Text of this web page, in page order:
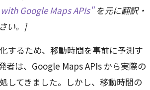
Google Maps APIs"を元に翻訳・
い。]
するため、移動時間を事前に予測す
者は、Google Maps APIs から実際の
してきました。しかし、移動時間の